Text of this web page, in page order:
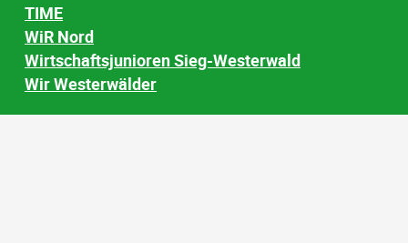
TIME
WiR Nord
Wirtschaftsjunioren Sieg-Westerwald
Wir Westerwälder